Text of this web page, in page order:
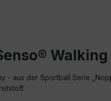
- aus der Sportball Serie